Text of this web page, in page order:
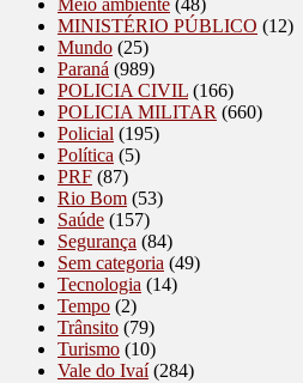
Meio ambiente (48)
MINISTÉRIO PÚBLICO (12)
Mundo (25)
Paraná (989)
POLICIA CIVIL (166)
POLICIA MILITAR (660)
Policial (195)
Política (5)
PRF (87)
Rio Bom (53)
Saúde (157)
Segurança (84)
Sem categoria (49)
Tecnologia (14)
Tempo (2)
Trânsito (79)
Turismo (10)
Vale do Ivaí(284)